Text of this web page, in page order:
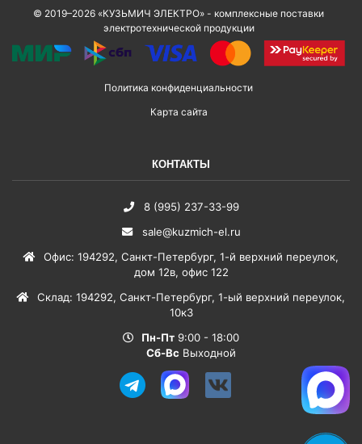
© 2019–2026 «КУЗЬМИЧ ЭЛЕКТРО» - комплексные поставки
электротехнической продукции
Политика конфиденциальности
Карта сайта
КОНТАКТЫ
8 (995) 237-33-99
sale@kuzmich-el.ru
Офис: 194292, Санкт-Петербург, 1-й верхний переулок,
дом 12в, офис 122
Склад: 194292, Санкт-Петербург, 1-ый верхний переулок,
10к3
Пн-Пт 9:00 - 18:00
Сб-Вс Выходной